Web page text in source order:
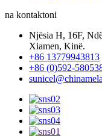
na kontaktoni
Njësia H, 16F,
Xiamen, Kinë.
+86 13779943813
+86 (0)592-